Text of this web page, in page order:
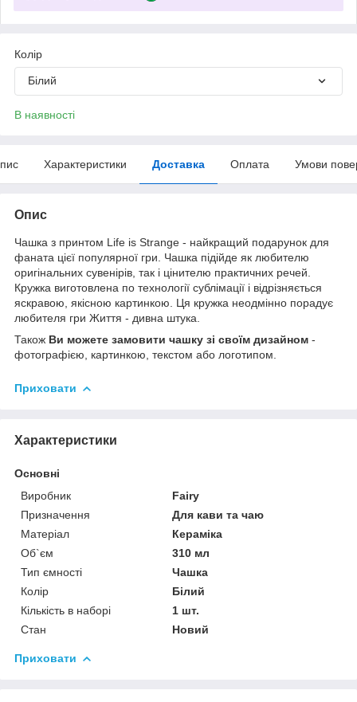
Колір
Білий
В наявності
Характеристики Доставка Оплата Умови
Опис
Чашка з принтом Life is Strange - найкращий подарунок для
фаната цієї популярної гри. Чашка підійде як любителю
оригінальних сувенірів, так і цінителю практичних речей.
Кружка виготовлена по технології сублімації і відрізняється
яскравою, якісною картинкою. Ця кружка неодмінно порадує
любителя гри Життя - дивна штука.
Також Ви можете замовити чашку зі своїм дизайном -
фотографією, картинкою, текстом або логотипом.
Приховати
Характеристики
Основні
Виробник
Fairy
Призначення
Для кави та чаю
Матеріал
Кераміка
Об`єм
310 мл
Тип ємності
Чашка
Колір
Білий
Кількість в наборі
1 шт.
Стан
Новий
Приховати